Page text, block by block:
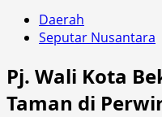
Daerah
Seputar Nusantara
Pj. Wali Kota
Taman di